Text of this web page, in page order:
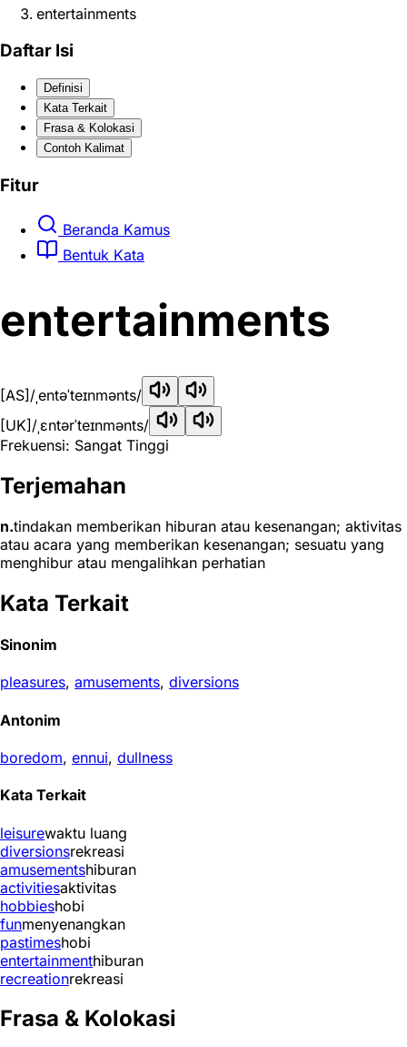
entertainments
Daftar Isi
Definisi
Kata Terkait
Frasa & Kolokasi
Contoh Kalimat
Fitur
Beranda Kamus
Bentuk Kata
entertainments
[AS] /ˌentəˈteɪnmənts/
[UK] /ˌɛntərˈteɪnmənts/
Frekuensi: Sangat Tinggi
Terjemahan
n.tindakan memberikan hiburan atau kesenangan; aktivitas
atau acara yang memberikan kesenangan; sesuatu yang
menghibur atau mengalihkan perhatian
Kata Terkait
Sinonim
pleasures, amusements, diversions
Antonim
boredom, ennui, dullness
Kata Terkait
leisurewaktu luang
diversionsrekreasi
amusementshiburan
activitiesaktivitas
hobbieshobi
funmenyenangkan
pastimeshobi
entertainmenthiburan
recreationrekreasi
Frasa & Kolokasi